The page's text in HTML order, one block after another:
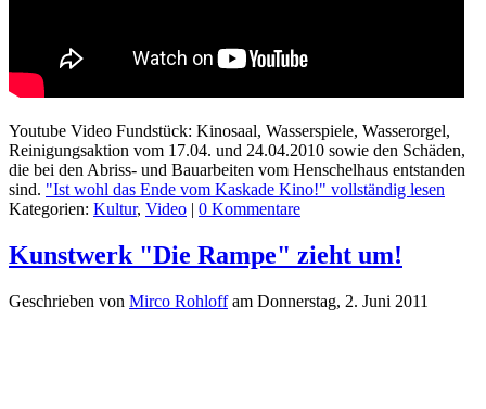
Youtube Video Fundstück: Kinosaal, Wasserspiele, Wasserorgel,
Reinigungsaktion vom 17.04. und 24.04.2010 sowie den Schäden,
die bei den Abriss- und Bauarbeiten vom Henschelhaus entstanden
sind. "Ist wohl das Ende vom Kaskade Kino!" vollständig lesen
Kategorien: Kultur, Video | 0 Kommentare
Kunstwerk "Die Rampe" zieht um!
Geschrieben von Mirco Rohloffam Donnerstag, 2. Juni 2011